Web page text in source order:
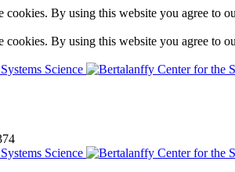
cookies. By using this website you agree to
cookies. By using this website you agree to